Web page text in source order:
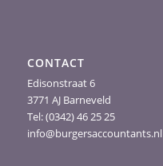
CONTACT
Edisonstraat 6
3771 AJ Barneveld
Tel: (0342) 46 25 25
info@burgersaccountants.nl